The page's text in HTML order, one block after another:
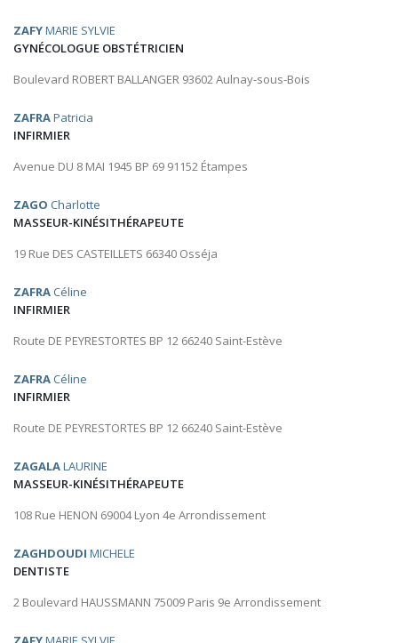
ZAFYMARIE SYLVIE
GYNÉCOLOGUE OBSTÉTRICIEN
Boulevard ROBERT BALLANGER 93602 Aulnay-sous-Bois
ZAFRAPatricia
INFIRMIER
Avenue DU 8 MAI 1945 BP 69 91152 Étampes
ZAGO Charlotte
MASSEUR-KINÉSITHÉRAPEUTE
19 Rue DES CASTEILLETS 66340 Osséja
ZAFRA Céline
INFIRMIER
Route DE PEYRESTORTES BP 12 66240 Saint-Estève
ZAFRA Céline
INFIRMIER
Route DE PEYRESTORTES BP 12 66240 Saint-Estève
ZAGALALAURINE
MASSEUR-KINÉSITHÉRAPEUTE
108 Rue HENON 69004 Lyon 4e Arrondissement
ZAGHDOUDI MICHELE
DENTISTE
2 Boulevard HAUSSMANN 75009 Paris 9e Arrondissement